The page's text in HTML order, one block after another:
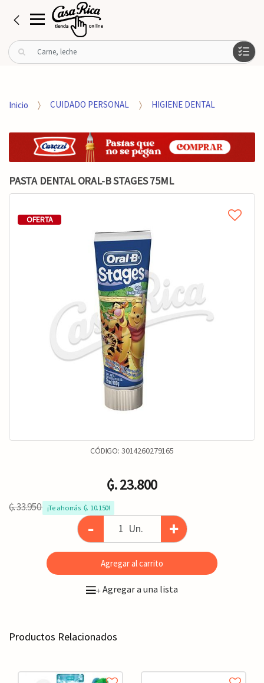
B
u
r
o
Inicio CUIDADO PERSONAL HIGIENE DENTAL
PASTA DENTAL ORAL-B STAGES 75ML
OFERTA
CÓDIGO: 3014260279165
₲. 23.800
₲. 33.950 ¡Te ahorrás  ₲. 10.150!
- Un. +
Agregar al carrito
+Agregar a una lista
Productos Relacionados